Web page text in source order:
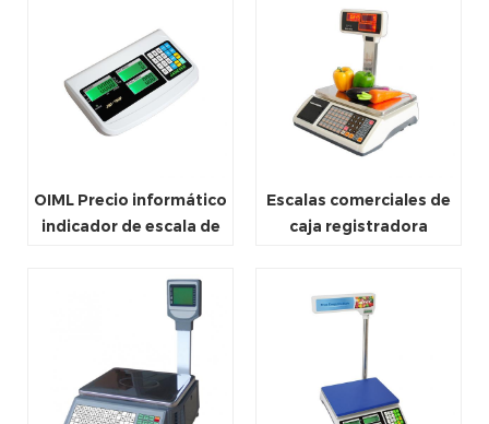
OIML Precio informático
indicador de escala de
Escalas comerciales de
caja registradora